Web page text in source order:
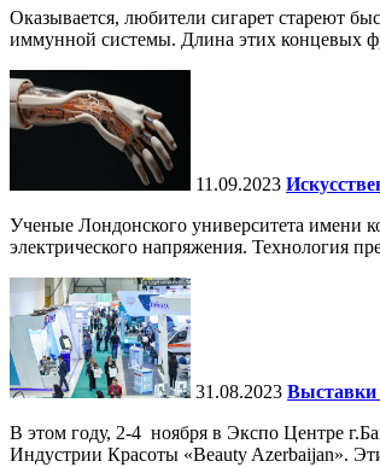
Оказывается, любители сигарет стареют
иммунной системы. Длина этих концевых
11.09.2023
Ученые Лондонского университета имени
электрического напряжения. Технология
31.08.2023 Выставки
В этом году, 2-4 ноября в Экспо Центре
Индустрии Красоты «Beauty Azerbaijan».